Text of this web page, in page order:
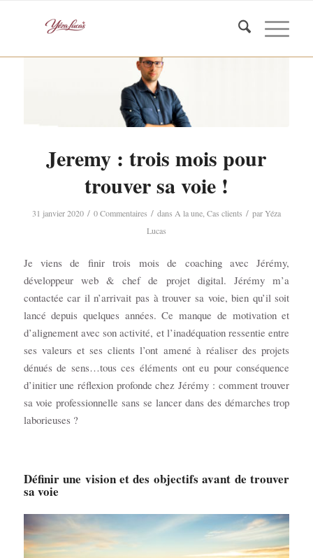
Jeremy : trois mois pour
trouver sa voie !
31 janvier 2020 / 0 Commentaires / dans A la une, Cas clients / parYéza
Lucas
Je viens de finir trois mois de coaching avec Jérémy,
développeur web & chef de projet digital. Jérémy m’a
contactée car il n’arrivait pas à trouver sa voie, bien qu’il soit
lancé depuis quelques années. Ce manque de motivation et
d’alignement avec son activité, et l’inadéquation ressentie entre
ses valeurs et ses clients l’ont amené à réaliser des projets
dénués de sens…tous ces éléments ont eu pour conséquence
d’initier une réflexion profonde chez Jérémy : comment trouver
sa voie professionnelle sans se lancer dans des démarches trop
laborieuses ?
Définir une vision et des objectifs avant de trouver
sa voie